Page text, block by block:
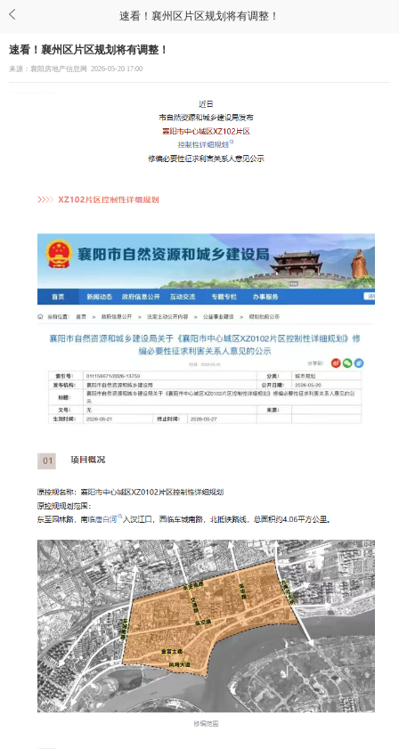
速看！襄州区片区规划将有调整！
速看！襄州区片区规划将有调整！
来源：襄阳房地产信息网 2026-05-20 17:00